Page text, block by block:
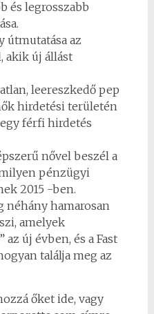
és legrosszabb
útmutatása az
akik új állást
leereszkedő pep
hirdetési területén
férfi hirdetés
nővel beszél a
pénzügyi
2015 -ben.
néhány hamarosan
amelyek
az új évben, és a Fast
találja meg az
őket ide, vagy